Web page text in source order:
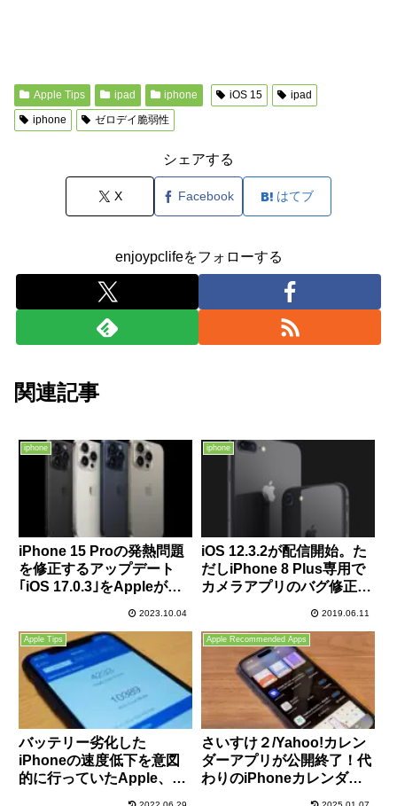
Apple Tips ipad iphone iOS 15
ipad
iphone
ゼロデイ脆弱性
シェアする
X Facebook はてブ
enjoypclifeをフォローする
関連記事
iphone
iPhone 15 Proの発熱問題
を修正するアップデート
｢iOS 17.0.3｣をAppleが準
2023.10.04
iphone
iOS 12.3.2が配信開始。た
だしiPhone 8 Plus専用で
カメラアプリのバグ修正の
2019.06.11
Apple Tips
バッテリー劣化した
iPhoneの速度低下を意図
的に行っていたApple、消
Apple Recommended Apps
さいすけ２/Yahoo!カレン
ダーアプリが公開終了！代
わりのiPhoneカレンダー